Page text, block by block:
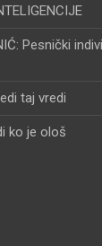
Pesnički
taj vredi
ko je ološ